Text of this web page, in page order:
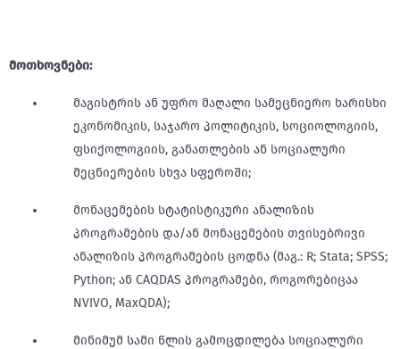
მოთხოვნები:
მაგისტრის ან უფრო მაღალი სამეცნიერო ხარისხი
ეკონომიკის, საჯარო პოლიტიკის, სოციოლოგიის,
ფსიქოლოგიის, განათლების ან სოციალური
მეცნიერების სხვა სფეროში;
მონაცემების სტატისტიკური ანალიზის
პროგრამების და/ან მონაცემების თვისებრივი
ანალიზის პროგრამების ცოდნა (მაგ.: R; Stata; SPSS;
Python; ან CAQDAS პროგრამები, როგორებიცაა
NVIVO, MaxQDA);
მინიმუმ სამი წლის გამოცდილება სოციალური